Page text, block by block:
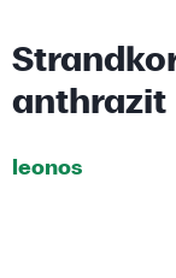
anthrazit
leonos